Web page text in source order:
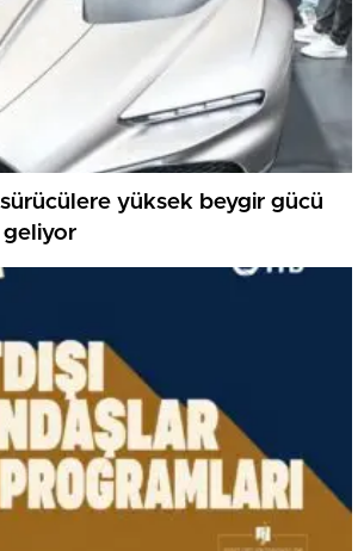
sürücülere yüksek beygir gücü
geliyor